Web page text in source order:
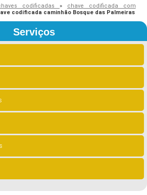
codificadas » chave codificada com
codificada caminhão Bosque das Palmeiras
Serviços